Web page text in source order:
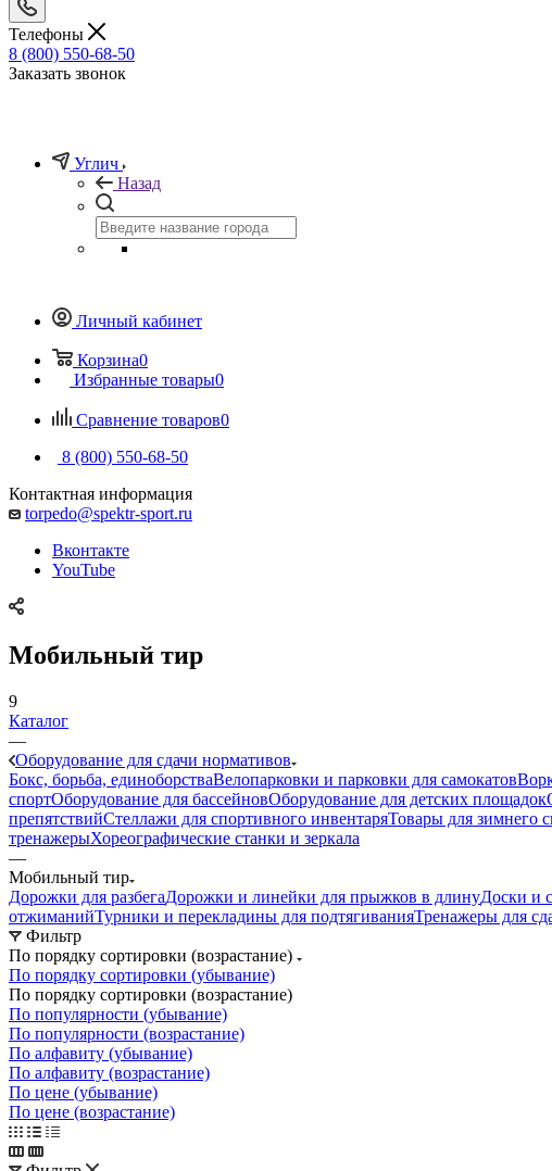
Телефоны
8 (800) 550-68-50
Заказать звонок
Углич
Назад
Личный кабинет
Корзина0
Избранные товары0
Сравнение товаров0
8 (800) 550-68-50
Контактная информация
torpedo@spektr-sport.ru
Вконтакте
YouTube
Мобильный тир
9
Каталог
—
Оборудование для сдачи нормативов
Бокс, борьба, единоборстваВелопарковки и парковки для самокатов
спортОборудование для бассейновОборудование для детских площадок
препятствийСтеллажи для спортивного инвентаряТовары для зимнего
тренажерыХореографические станки и зеркала
—
Мобильный тир
Дорожки для разбегаДорожки и линейки для прыжков в длинуДоски и
отжиманийТурники и перекладины для подтягиванияТренажеры для
Фильтр
По порядку сортировки (возрастание)
По порядку сортировки (убывание)
По порядку сортировки (возрастание)
По популярности (убывание)
По популярности (возрастание)
По алфавиту (убывание)
По алфавиту (возрастание)
По цене (убывание)
По цене (возрастание)